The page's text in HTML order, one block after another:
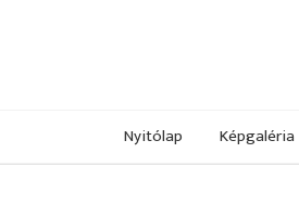
Nyitólap Képgaléria